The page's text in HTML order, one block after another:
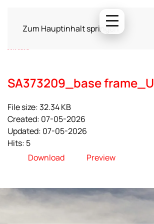
Zum Hauptinhalt springen
SA373209_base
File size: 32.34 KB
Created: 07-05-2026
Updated: 07-05-2026
Hits: 5
Download
Preview